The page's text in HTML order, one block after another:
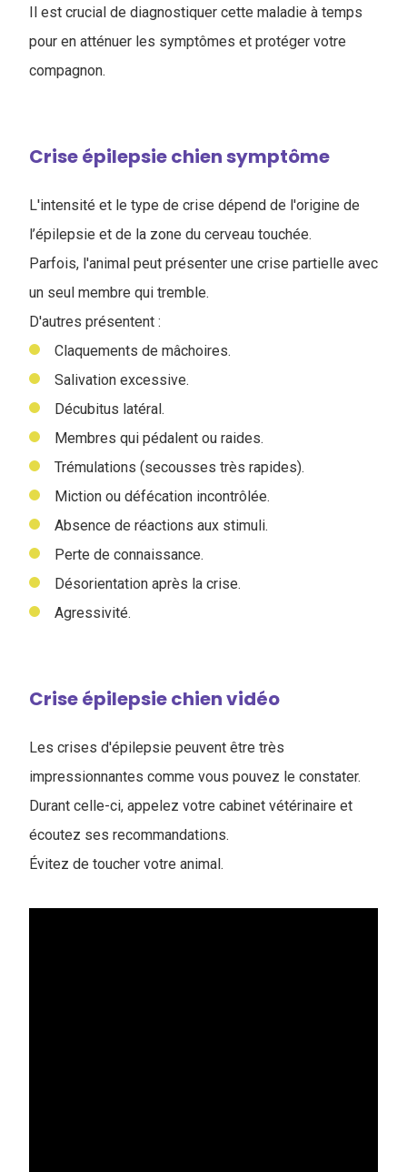
Il est crucial de diagnostiquer cette maladie à temps
pour en atténuer les symptômes et protéger votre
compagnon.
Crise épilepsie chien symptôme
L'intensité et le type de crise dépend de l'origine de
l’épilepsie et de la zone du cerveau touchée.
Parfois, l'animal peut présenter une crise partielle avec
un seul membre qui tremble.
D'autres présentent :
Claquements de mâchoires.
Salivation excessive.
Décubitus latéral.
Membres qui pédalent ou raides.
Trémulations (secousses très rapides).
Miction ou défécation incontrôlée.
Absence de réactions aux stimuli.
Perte de connaissance.
Désorientation après la crise.
Agressivité.
Crise épilepsie chien vidéo
Les crises d'épilepsie peuvent être très
impressionnantes comme vous pouvez le constater.
Durant celle-ci, appelez votre cabinet vétérinaire et
écoutez ses recommandations.
Évitez de toucher votre animal.